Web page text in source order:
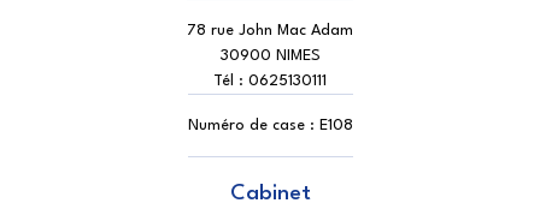
78 rue John Mac Adam
30900 NIMES
Tél : 0625130111
Numéro de case : E108
Cabinet